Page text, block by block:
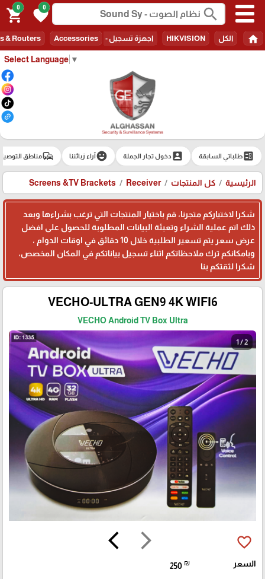
Select Language ▼
search
0
favorite
0
shopping_cart
home الكل HIKVISION اجهزة تسجيل - Recorders & Routers Accessories
ballotطلباتي السابقة account_boxدخول تجار الجملة emoji_emotionsآراء زبائننا commuteمناطق
الرئيسية كل المنتجات Screens &TV Brackets Receiver
شكرا لاختياركم متجرنا، قم باختيار المنتجات التي ترغب بشراءها وبعد
ذلك اتم عملية الشراء وتعبئة البيانات المطلوبة للحصول على افضل
عرض سعر يتم تسعير الطلبية خلال 10 دقائق في اوقات الدوام ،
وبامكانكم ترك ملاحظاتكم اثناء تسجيل بياناتكم في المكان المخصص،
شكرا لثقتكم بنا
VECHO-ULTRA GEN9 4K WIFI6
VECHO Android TV Box Ultra
1 / 2
arrow_forward_ios
arrow_back_ios favorite_border
السعر 250 ₪